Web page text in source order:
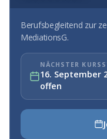
Berufsbegleitend zur
MediationsG.
NÄCHSTER
16. September
offen